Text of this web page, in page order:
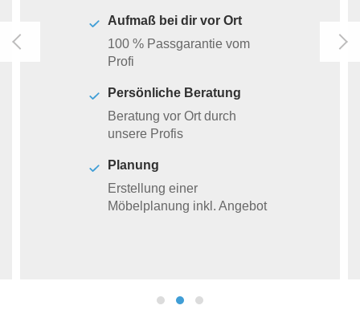
Aufmaß bei dir vor Ort
100 % Passgarantie vom
Profi
Persönliche Beratung
Beratung vor Ort durch
unsere Profis
Planung
Erstellung einer
Möbelplanung inkl. Angebot